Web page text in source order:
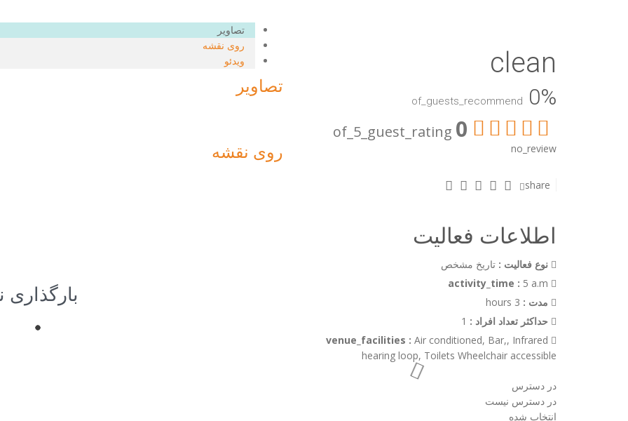
تصاویر
روی نقشه
ویدئو
تصاویر
روی نقشه
clean
0%
of_guests_recommend
0
no_review
share
اطلاعات فعالیت
نوع فعالیت : تاریخ مشخص
5 a.m
مدت : 3 hours
حداکثر تعداد افراد : 1
Air conditioned, Bar,, Infrared
hearing loop, Toilets Wheelchair accessible
در دسترس
در دسترس نیست
انتخاب شده